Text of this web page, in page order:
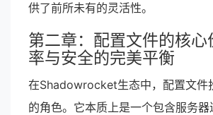
供了前所未有的灵活性。
第二章：配置文件的核
率与安全的完美平衡
在Shadowrocket生态中，配置文件
的角色。它本质上是一个包含服务